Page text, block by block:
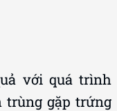
với quá trình
gặp trứng